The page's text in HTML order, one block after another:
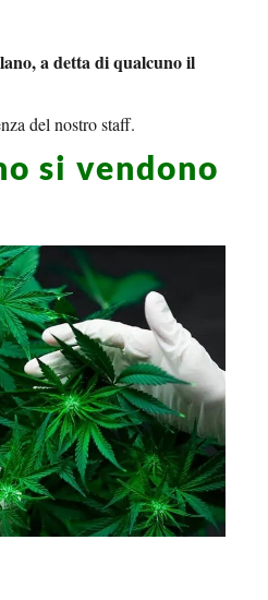
a detta di qualcuno il
del nostro staff.
si vendono